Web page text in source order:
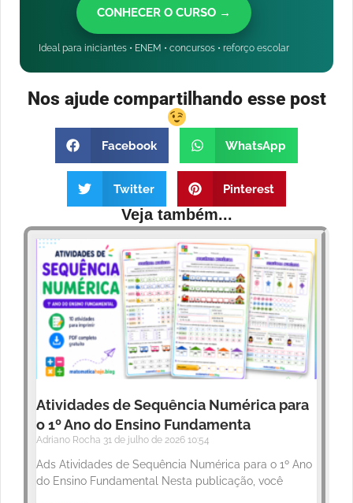
CONHECER O CURSO →
Ideal para iniciantes • ENEM • concursos • reforço escolar
Nos ajude compartilhando esse post
Facebook WhatsApp
Twitter Pinterest
Veja também...
Atividades de Sequência Numérica para
o 1º Ano do Ensino Fundamenta
Adriano Rocha 31 de julho de 2026 10:54
Ads Atividades de Sequência Numérica para o 1º Ano
do Ensino Fundamental Nesta publicação, você